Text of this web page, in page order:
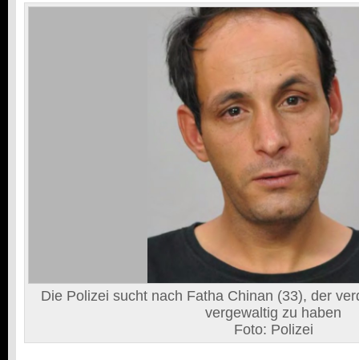
Die Polizei sucht nach Fatha Chinan (33), der
vergewaltig zu haben
Foto: Polizei